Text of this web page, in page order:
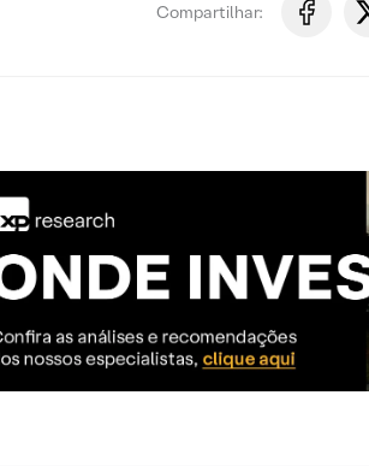
Compartilhar: